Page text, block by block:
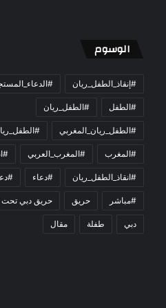
الوسوم
#إنقاذ_الطفل_ريان
#الطفل #الطفل_ريان
#الطفل_ريان_المغربي
#المغرب #المغرب_العربي
#انقاذ_الطفل_ريان #دعاء
#مباشر حريق حريق دبي تحت
دبي طفلة مقال